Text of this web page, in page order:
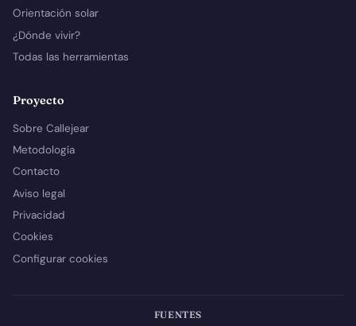
Orientación solar
¿Dónde vivir?
Todas las herramientas
Proyecto
Sobre Callejear
Metodología
Contacto
Aviso legal
Privacidad
Cookies
Configurar cookies
FUENTES